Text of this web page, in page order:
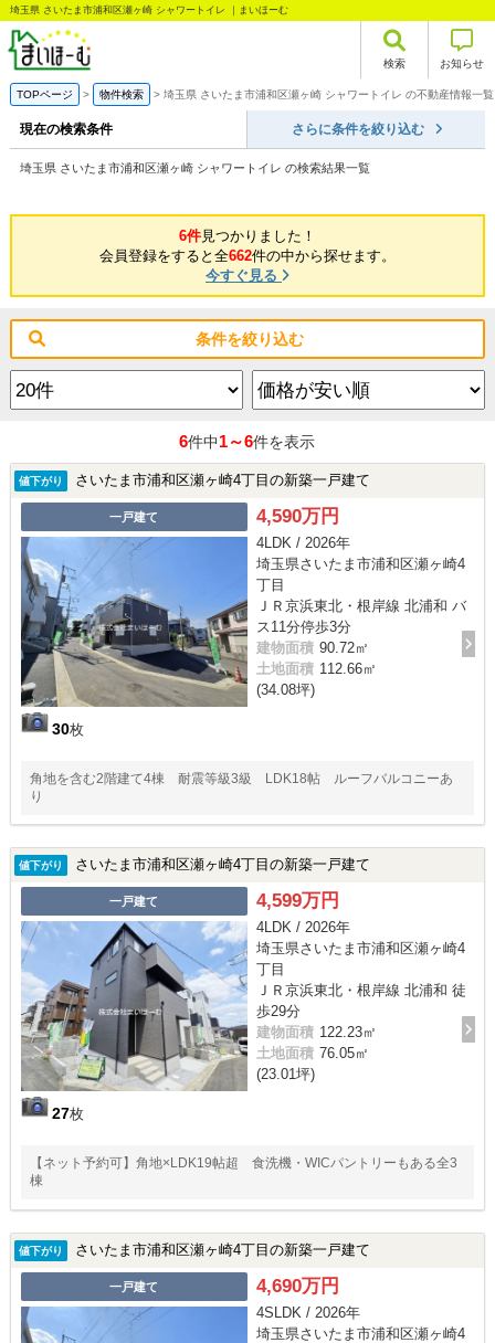
埼玉県 さいたま市浦和区瀬ヶ崎 シャワートイレ ｜まいほーむ
検索 お知らせ
TOPページ 物件検索 埼玉県 さいたま市浦和区瀬ヶ崎 シャワートイレ の不動産情報一覧
現在の検索条件 さらに条件を絞り込む
埼玉県 さいたま市浦和区瀬ヶ崎 シャワートイレ の検索結果一覧
6件見つかりました！
会員登録をすると全662件の中から探せます。
今すぐ見る
条件を絞り込む
6件中1～6件を表示
値下がり さいたま市浦和区瀬ヶ崎4丁目の新築一戸建て
一戸建て
30枚
4,590万円
4LDK / 2026年
埼玉県さいたま市浦和区瀬ヶ崎4
丁目
ＪＲ京浜東北・根岸線 北浦和 バ
ス11分停歩3分
建物面積 90.72㎡
土地面積 112.66㎡
(34.08坪)
角地を含む2階建て4棟 耐震等級3級 LDK18帖 ルーフバルコニーあ
り
値下がり さいたま市浦和区瀬ヶ崎4丁目の新築一戸建て
一戸建て
27枚
4,599万円
4LDK / 2026年
埼玉県さいたま市浦和区瀬ヶ崎4
丁目
ＪＲ京浜東北・根岸線 北浦和 徒
歩29分
建物面積 122.23㎡
土地面積 76.05㎡
(23.01坪)
【ネット予約可】角地×LDK19帖超 食洗機・WICパントリーもある全3
棟
値下がり さいたま市浦和区瀬ヶ崎4丁目の新築一戸建て
一戸建て 4,690万円
4SLDK / 2026年
埼玉県さいたま市浦和区瀬ヶ崎4